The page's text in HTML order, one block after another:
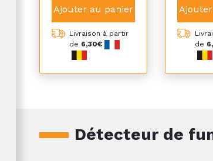
Ajouter au panier
Livraison à partir
de 6,30€
de
Détecteur de